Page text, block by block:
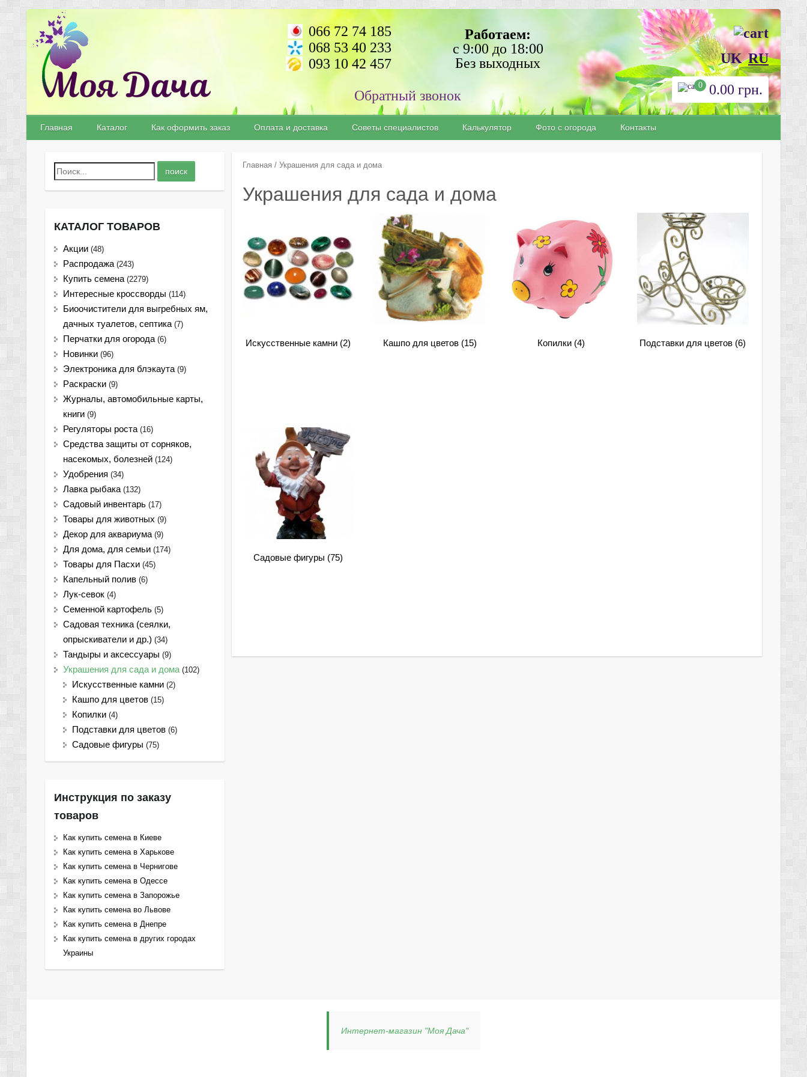
066 72 74 185
068 53 40 233
093 10 42 457
Работаем:
с 9:00 до 18:00
Без выходных
UK RU
0 0.00 грн.
Главная Каталог Как оформить заказ Оплата и доставка Советы специалистов Калькулятор Фото с огорода Контакты
Главная / Украшения для сада и дома
Украшения для сада и дома
Искусственные камни (2) Кашпо для цветов (15) Копилки (4) Подставки для цветов (6)
Садовые фигуры (75)
КАТАЛОГ ТОВАРОВ
Акции (48)
Распродажа (243)
Купить семена (2279)
Интересные кроссворды (114)
Биоочистители для выгребных ям,
дачных туалетов, септика (7)
Перчатки для огорода (6)
Новинки (96)
Электроника для блэкаута (9)
Раскраски (9)
Журналы, автомобильные карты,
книги (9)
Регуляторы роста (16)
Средства защиты от сорняков,
насекомых, болезней (124)
Удобрения (34)
Лавка рыбака (132)
Садовый инвентарь (17)
Товары для животных (9)
Декор для аквариума (9)
Для дома, для семьи (174)
Товары для Пасхи (45)
Капельный полив (6)
Лук-севок (4)
Семенной картофель (5)
Садовая техника (сеялки,
опрыскиватели и др.) (34)
Тандыры и аксессуары (9)
Украшения для сада и дома (102)
Искусственные камни (2)
Кашпо для цветов (15)
Копилки (4)
Подставки для цветов (6)
Садовые фигуры (75)
Инструкция по заказу
товаров
Как купить семена в Киеве
Как купить семена в Харькове
Как купить семена в Чернигове
Как купить семена в Одессе
Как купить семена в Запорожье
Как купить семена во Львове
Как купить семена в Днепре
Как купить семена в других городах
Украины
Интернет-магазин "Моя Дача"